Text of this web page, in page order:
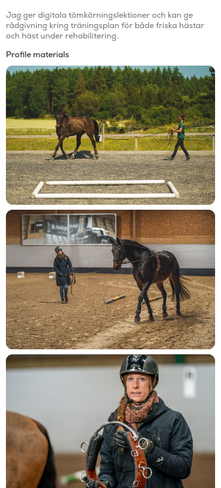
Jag ger digitala tömkörningslektioner och kan ge
rådgivning kring träningsplan för både friska hästar
och häst under rehabilitering.
Profile materials